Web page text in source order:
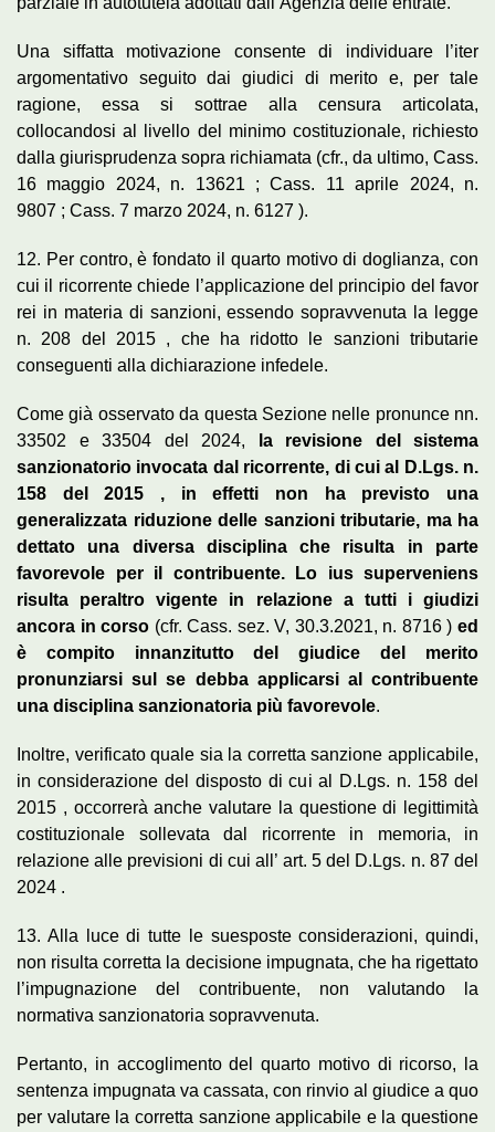
Una siffatta motivazione consente di individuare l’iter
argomentativo seguito dai giudici di merito e, per tale
ragione, essa si sottrae alla censura articolata,
collocandosi al livello del minimo costituzionale, richiesto
dalla giurisprudenza sopra richiamata (cfr., da ultimo, Cass.
16 maggio 2024, n. 13621 ; Cass. 11 aprile 2024, n.
9807 ; Cass. 7 marzo 2024, n. 6127 ).
12. Per contro, è fondato il quarto motivo di doglianza, con
cui il ricorrente chiede l’applicazione del principio del favor
rei in materia di sanzioni, essendo sopravvenuta la legge
n. 208 del 2015 , che ha ridotto le sanzioni tributarie
conseguenti alla dichiarazione infedele.
Come già osservato da questa Sezione nelle pronunce nn.
33502 e 33504 del 2024,
la revisione del sistema
sanzionatorio invocata dal ricorrente, di cui al D.Lgs. n.
158 del 2015 , in effetti non ha previsto una
generalizzata riduzione delle sanzioni tributarie, ma ha
dettato una diversa disciplina che risulta in parte
favorevole per il contribuente. Lo ius superveniens
risulta peraltro vigente in relazione a tutti i giudizi
ancora in corso (cfr. Cass. sez. V, 30.3.2021, n. 8716 )ed
è compito innanzitutto del giudice del merito
pronunziarsi sul se debba applicarsi al contribuente
una disciplina sanzionatoria più favorevole.
Inoltre, verificato quale sia la corretta sanzione applicabile,
in considerazione del disposto di cui al D.Lgs. n. 158 del
2015 , occorrerà anche valutare la questione di legittimità
costituzionale sollevata dal ricorrente in memoria, in
relazione alle previsioni di cui all’ art. 5 del D.Lgs. n. 87 del
2024 .
13. Alla luce di tutte le suesposte considerazioni, quindi,
non risulta corretta la decisione impugnata, che ha rigettato
l’impugnazione del contribuente, non valutando la
normativa sanzionatoria sopravvenuta.
Pertanto, in accoglimento del quarto motivo di ricorso, la
sentenza impugnata va cassata, con rinvio al giudice a quo
per valutare la corretta sanzione applicabile e la questione